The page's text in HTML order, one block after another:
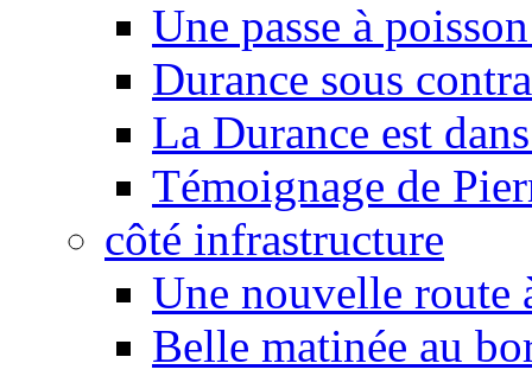
Une passe à
Durance sous
La Durance est
Témoignage de
côté infrastructure
Une nouvelle route
Belle matinée au